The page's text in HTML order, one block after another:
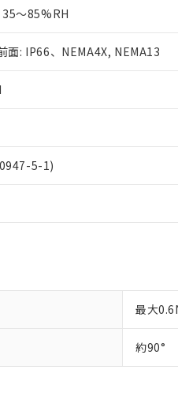
～85%RH
面: IP66、NEMA4X, NEMA13
5-1)
最大
約90°